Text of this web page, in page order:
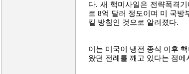
다. 새 핵미사일은 전략폭격
로 8억 달러 정도이며 미 국방
킬 방침인 것으로 알려졌다.
이는 미국이 냉전 종식 이후
왔던 전례를 깨고 있다는 점에